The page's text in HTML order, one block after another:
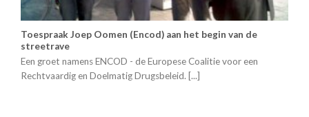
Toespraak Joep Oomen (Encod) aan het begin van de
streetrave
Een groet namens ENCOD - de Europese Coalitie voor een
Rechtvaardig en Doelmatig Drugsbeleid. [...]